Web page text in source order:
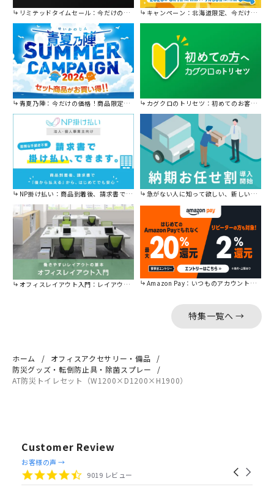
リミテッドタイムセール：今だけの限定セール。 キャンペーン：北海道限定、今だけ送料無料！
青夏乃陣：今だけの価格！商品限定セール開催中です。 カグクロのトリセツ：初めてのお客様はこちら。
NP掛け払い：商品到着後、請求書で後から払えます。 急がない人に知って欲しい、新しい割引を始めました。
オフィスレイアウト入門：レイアウトの基本をご紹介。 Amazon Pay：いつものアカウントで簡単に決済可能。
特集一覧へ →
ホーム
オフィスアクセサリー・備品
防災グッズ・転倒防止具・除菌スプレー
AT防災トイレセット（W1200×D1200×H1900）
Customer Review
Reviews
carousel
Carousel
4.4
star
9019 レビュー
お客様の声 →